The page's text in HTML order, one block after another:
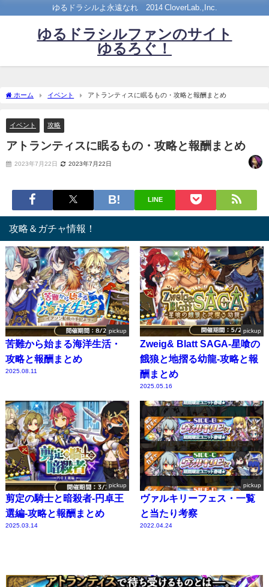
ゆるドラシルよ永遠なれ©2014 CloverLab.,Inc.
ゆるドラシルファンのサイト
ゆるろぐ！
ホーム イベント アトランティスに眠るもの・攻略と報酬まとめ
イベント 攻略
アトランティスに眠るもの・攻略と報酬まとめ
2023年7月22日 2023年7月22日
LINE
攻略＆ガチャ情報！
pickup
苦難から始まる海洋生活・
攻略と報酬まとめ
2025.08.11
pickup
Zweig& Blatt SAGA-星喰の
餓狼と地摺る幼龍-攻略と報
酬まとめ
2025.05.16
pickup
剪定の騎士と暗殺者-円卓王
選編-攻略と報酬まとめ
2025.03.14
pickup
ヴァルキリーフェス・一覧
と当たり考察
2022.04.24